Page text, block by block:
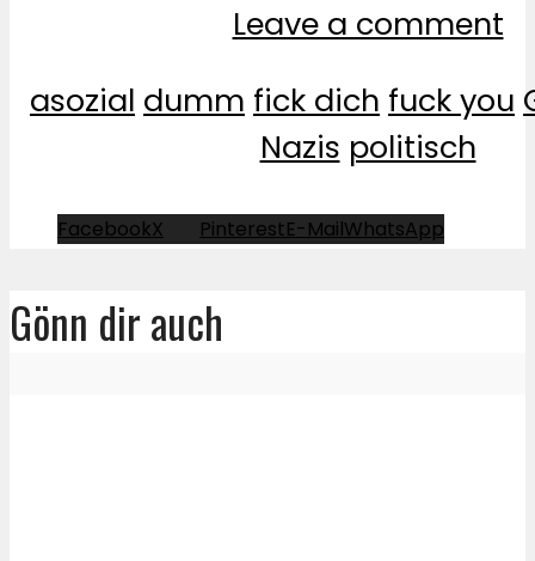
Leave a comment
asozial dumm fick dich fuck you
Nazis politisch
FacebookX PinterestE-MailWhatsApp
Gönn dir auch